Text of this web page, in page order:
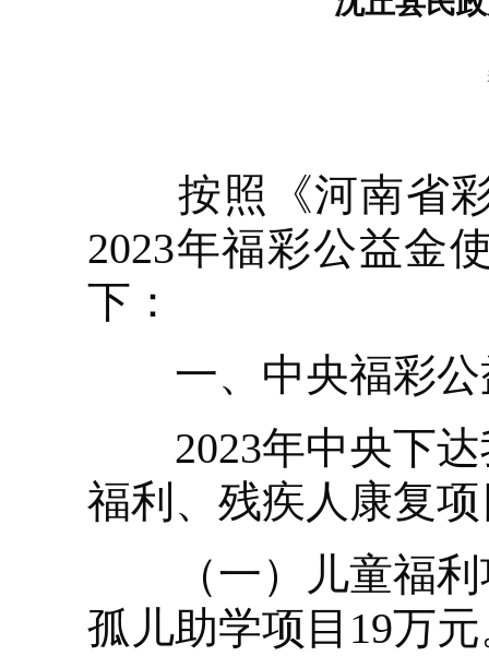
按照《河南省彩
2023年福彩公益金
下：
一、中央福彩公
2023年中央下达
福利、残疾人康复
（一）儿童福利
孤儿助学项目19万